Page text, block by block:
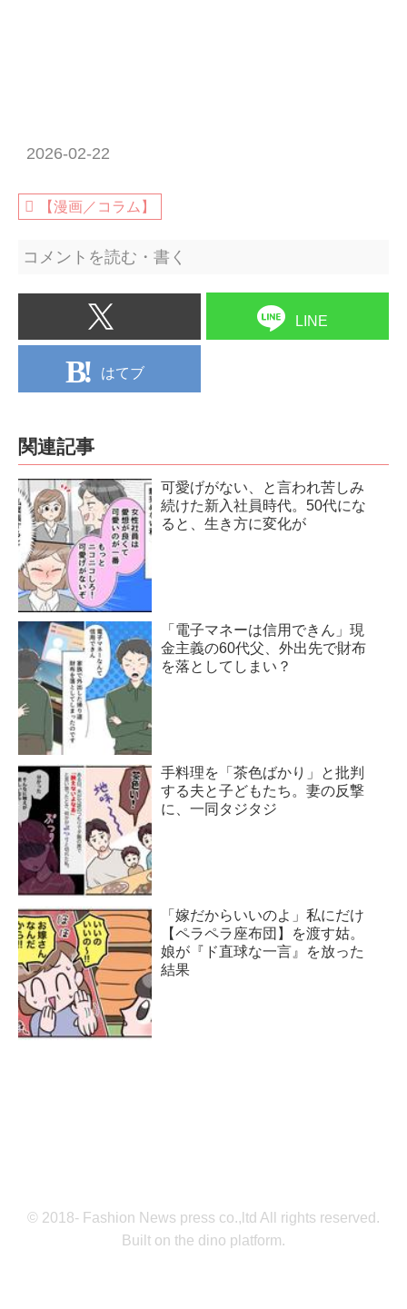
2026-02-22
【漫画／コラム】
コメントを読む・書く
LINE
はてブ
関連記事
可愛げがない、と言われ苦しみ
続けた新入社員時代。50代にな
ると、生き方に変化が
「電子マネーは信用できん」現
金主義の60代父、外出先で財布
を落としてしまい？
手料理を「茶色ばかり」と批判
する夫と子どもたち。妻の反撃
に、一同タジタジ
「嫁だからいいのよ」私にだけ
【ペラペラ座布団】を渡す姑。
娘が『ド直球な一言』を放った
結果
© 2018- Fashion News press co.,ltd All rights reserved.
Built on the dino platform.